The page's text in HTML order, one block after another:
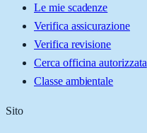
Le mie scadenze
Verifica assicurazione
Verifica revisione
Cerca officina autorizzata
Classe ambientale
Sito